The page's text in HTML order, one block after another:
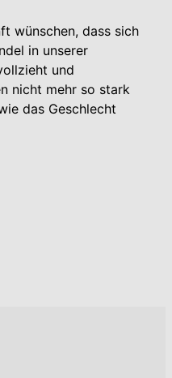
wünschen, dass sich
in unserer
und
nicht mehr so stark
das Geschlecht